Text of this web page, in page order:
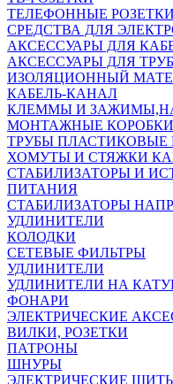
ТЕЛЕФОННЫЕ РОЗЕТКИ
СРЕДСТВА ДЛЯ
АКСЕССУАРЫ ДЛЯ
АКСЕССУАРЫ ДЛЯ
ИЗОЛЯЦИОННЫЙ
КАБЕЛЬ-КАНАЛ
КЛЕММЫ И
МОНТАЖНЫЕ КОРОБКИ
ТРУБЫ
ХОМУТЫ И СТЯЖКИ
СТАБИЛИЗАТОРЫ И
ПИТАНИЯ
СТАБИЛИЗАТОРЫ
УДЛИНИТЕЛИ
КОЛОДКИ
СЕТЕВЫЕ ФИЛЬТРЫ
УДЛИНИТЕЛИ
УДЛИНИТЕЛИ НА
ФОНАРИ
ЭЛЕКТРИЧЕСКИЕ
ВИЛКИ, РОЗЕТКИ
ПАТРОНЫ
ШНУРЫ
ЭЛЕКТРИЧЕСКИЕ